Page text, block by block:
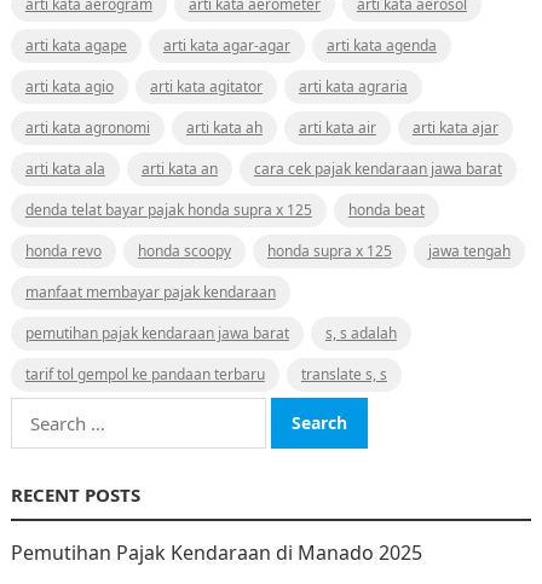
arti kata agape
arti kata agar-agar
arti kata agenda
arti kata agio
arti kata agitator
arti kata agraria
arti kata agronomi
arti kata ah arti kata air
arti kata ajar
arti kata ala
arti kata an
cara cek pajak kendaraan jawa barat
denda telat bayar pajak honda supra x 125
honda beat
honda revo
honda scoopy honda supra x 125
jawa tengah
manfaat membayar pajak kendaraan
pemutihan pajak kendaraan jawa barat
s, s adalah
tarif tol gempol ke pandaan terbaru
translate s, s
Search
for:
RECENT POSTS
Pemutihan Pajak Kendaraan di Manado 2025